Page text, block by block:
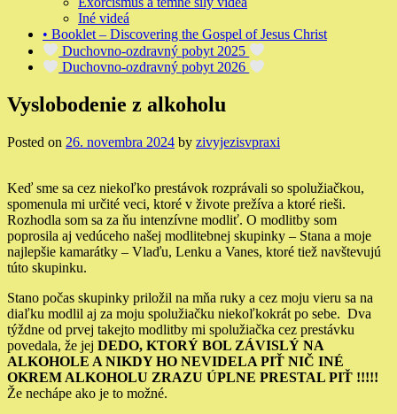
Iné videá
• Booklet – Discovering the Gospel of Jesus Christ
Duchovno-ozdravný pobyt 2025
Duchovno-ozdravný pobyt 2026
Vyslobodenie z alkoholu
Posted on 26. novembra 2024 by zivyjezisvpraxi
Keď sme sa cez niekoľko prestávok rozprávali so spolužiačkou,
spomenula mi určité veci, ktoré v živote prežíva a ktoré rieši.
Rozhodla som sa za ňu intenzívne modliť. O modlitby som
poprosila aj vedúceho našej modlitebnej skupinky – Stana a moje
najlepšie kamarátky – Vlaďu, Lenku a Vanes, ktoré tiež navštevujú
túto skupinku.
Stano počas skupinky priložil na mňa ruky a cez moju vieru sa na
diaľku modlil aj za moju spolužiačku niekoľkokrát po sebe. Dva
týždne od prvej takejto modlitby mi spolužiačka cez prestávku
povedala, že jej DEDO, KTORÝ BOL ZÁVISLÝ NA
ALKOHOLE A NIKDY HO NEVIDELA PIŤ NIČ INÉ
OKREM ALKOHOLU ZRAZU ÚPLNE PRESTAL PIŤ !!!!!
Že nechápe ako je to možné.